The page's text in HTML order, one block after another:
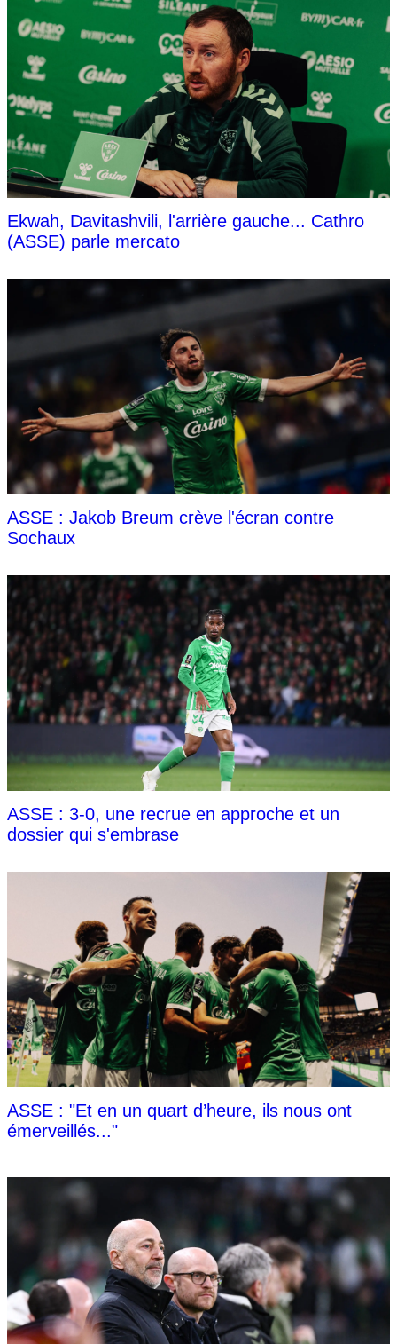
Ekwah, Davitashvili, l'arrière gauche... Cathro
(ASSE) parle mercato
ASSE : Jakob Breum crève l'écran contre
Sochaux
ASSE : 3-0, une recrue en approche et un
dossier qui s'embrase
ASSE : "Et en un quart d’heure, ils nous ont
émerveillés..."